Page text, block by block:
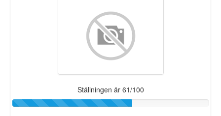
Ställningen är 61/100